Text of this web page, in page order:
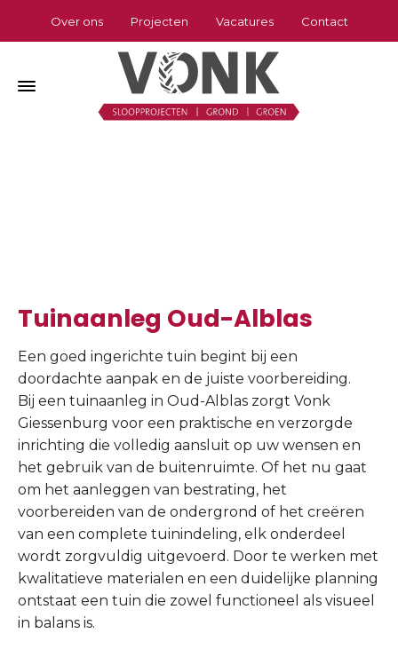
Over ons Projecten Vacatures Contact
Tuinaanleg Oud-Alblas
Een goed ingerichte tuin begint bij een
doordachte aanpak en de juiste voorbereiding.
Bij een tuinaanleg in Oud-Alblas zorgt Vonk
Giessenburg voor een praktische en verzorgde
inrichting die volledig aansluit op uw wensen en
het gebruik van de buitenruimte. Of het nu gaat
om het aanleggen van bestrating, het
voorbereiden van de ondergrond of het creëren
van een complete tuinindeling, elk onderdeel
wordt zorgvuldig uitgevoerd. Door te werken met
kwalitatieve materialen en een duidelijke planning
ontstaat een tuin die zowel functioneel als visueel
in balans is.